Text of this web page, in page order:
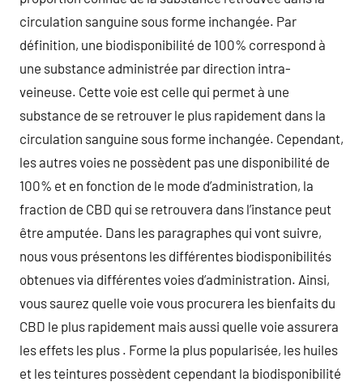
circulation sanguine sous forme inchangée. Par
définition, une biodisponibilité de 100% correspond à
une substance administrée par direction intra-
veineuse. Cette voie est celle qui permet à une
substance de se retrouver le plus rapidement dans la
circulation sanguine sous forme inchangée. Cependant,
les autres voies ne possèdent pas une disponibilité de
100% et en fonction de le mode d’administration, la
fraction de CBD qui se retrouvera dans l’instance peut
être amputée. Dans les paragraphes qui vont suivre,
nous vous présentons les différentes biodisponibilités
obtenues via différentes voies d’administration. Ainsi,
vous saurez quelle voie vous procurera les bienfaits du
CBD le plus rapidement mais aussi quelle voie assurera
les effets les plus . Forme la plus popularisée, les huiles
et les teintures possèdent cependant la biodisponibilité